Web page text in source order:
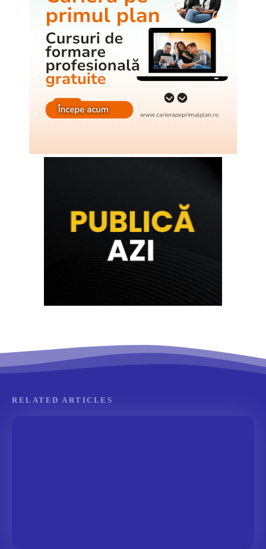
RELATED ARTICLES